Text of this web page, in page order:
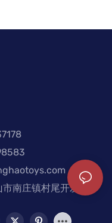
南庄镇村尾开发区